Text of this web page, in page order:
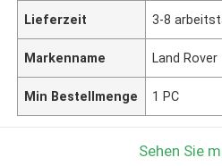
Lieferzeit 3-8
Markenname Land Rover
Min Bestellmenge 1 PC
Sehen Sie